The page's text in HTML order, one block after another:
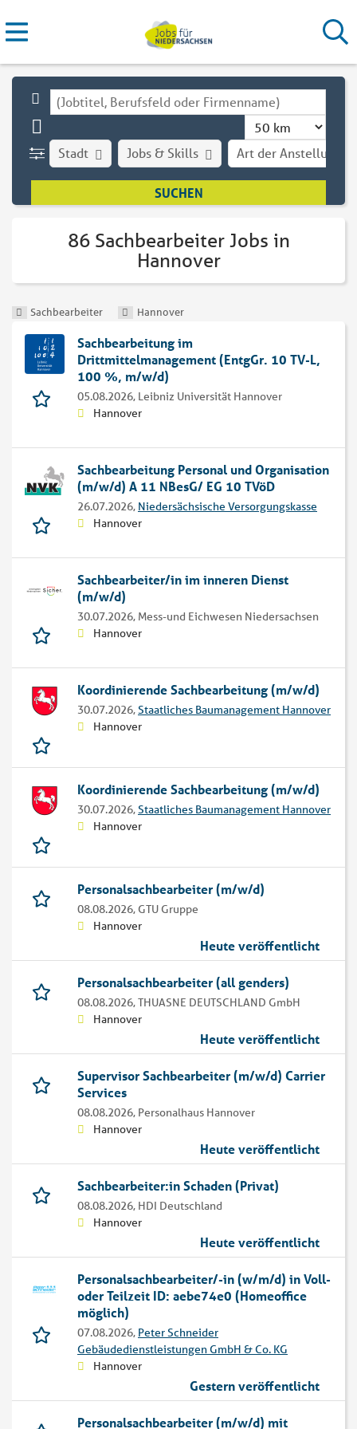
Stadt Art der Anstellung
Jobs & Skills
86 Sachbearbeiter Jobs in
Hannover
Sachbearbeiter Hannover
Sachbearbeitung im
Drittmittelmanagement (EntgGr. 10 TV-L,
100 %, m/w/d)
05.08.2026, Leibniz Universität Hannover
Hannover
Sachbearbeitung Personal und Organisation
(m/w/d) A 11 NBesG/ EG 10 TVöD
26.07.2026, Niedersächsische Versorgungskasse
Hannover
Sachbearbeiter/in im inneren Dienst
(m/w/d)
30.07.2026, Mess-und Eichwesen Niedersachsen
Hannover
Koordinierende Sachbearbeitung (m/w/d)
30.07.2026,Staatliches Baumanagement Hannover
Hannover
Koordinierende Sachbearbeitung (m/w/d)
30.07.2026,Staatliches Baumanagement Hannover
Hannover
Personalsachbearbeiter (m/w/d)
08.08.2026, GTU Gruppe
Hannover
Heute veröffentlicht
Personalsachbearbeiter (all genders)
08.08.2026,THUASNE DEUTSCHLAND GmbH
Hannover
Heute veröffentlicht
Supervisor Sachbearbeiter (m/w/d) Carrier
Services
08.08.2026, Personalhaus Hannover
Hannover
Heute veröffentlicht
Sachbearbeiter:in Schaden (Privat)
08.08.2026, HDI Deutschland
Hannover
Heute veröffentlicht
Personalsachbearbeiter/-in (w/m/d) in Voll-
oder Teilzeit ID: aebe74e0 (Homeoffice
möglich)
07.08.2026, Peter Schneider
Gebäudedienstleistungen GmbH & Co. KG
Hannover
Gestern veröffentlicht
Personalsachbearbeiter (m/w/d) mit